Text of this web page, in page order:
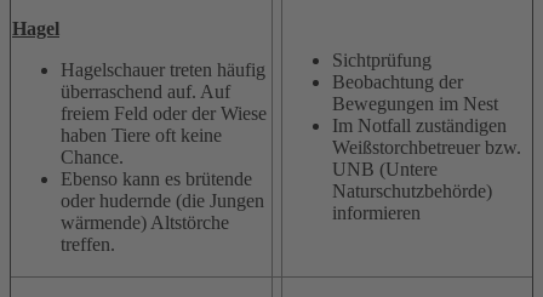
Hagel
Hagelschauer treten häufig
überraschend auf. Auf
freiem Feld oder der Wiese
haben Tiere oft keine
Chance.
Ebenso kann es brütende
oder hudernde (die Jungen
wärmende) Altstörche
treffen.
Sichtprüfung
Beobachtung der
Bewegungen im Nest
Im Notfall zuständigen
Weißstorchbetreuer bzw.
UNB (Untere
Naturschutzbehörde)
informieren